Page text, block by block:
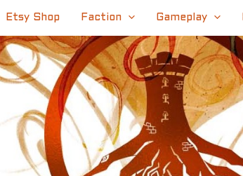
Etsy Shop Faction Gameplay